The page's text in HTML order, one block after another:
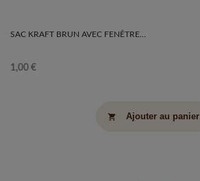
SAC KRAFT BRUN AVEC FENÊTRE
1,00 €
shopping_cart Ajouter au panier